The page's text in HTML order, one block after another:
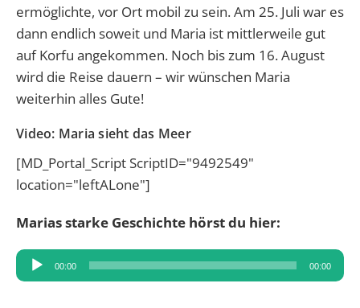
ermöglichte, vor Ort mobil zu sein. Am 25. Juli war es
dann endlich soweit und Maria ist mittlerweile gut
auf Korfu angekommen. Noch bis zum 16. August
wird die Reise dauern – wir wünschen Maria
weiterhin alles Gute!
Video: Maria sieht das Meer
[MD_Portal_Script ScriptID="9492549"
location="leftALone"]
Marias starke Geschichte hörst du hier:
Audio-
Player
00:00 00:00